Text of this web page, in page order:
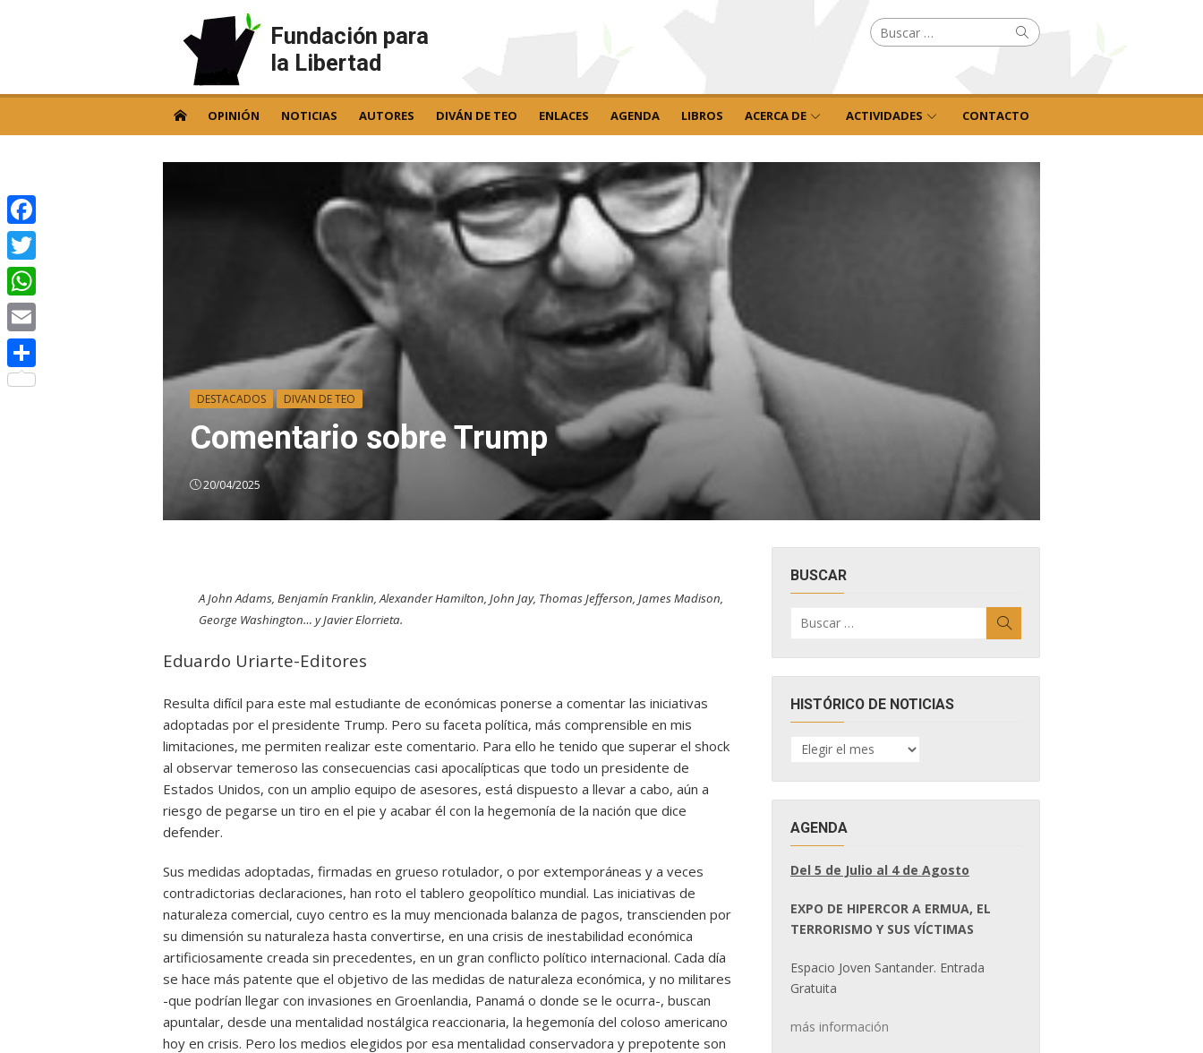
Fundación para
la Libertad
Buscar
por: Buscar
OPINIÓN NOTICIAS AUTORES DIVÁN DE TEO ENLACES AGENDA LIBROS ACERCA DE ACTIVIDADES CONTACTO
DESTACADOS DIVAN DE TEO
Comentario sobre Trump
20/04/2025
A John Adams, Benjamín Franklin, Alexander Hamilton, John Jay, Thomas Jefferson, James Madison,
George Washington… y Javier Elorrieta.
Eduardo Uriarte-Editores
Resulta difícil para este mal estudiante de económicas ponerse a comentar las iniciativas
adoptadas por el presidente Trump. Pero su faceta política, más comprensible en mis
limitaciones, me permiten realizar este comentario. Para ello he tenido que superar el shock
al observar temeroso las consecuencias casi apocalípticas que todo un presidente de
Estados Unidos, con un amplio equipo de asesores, está dispuesto a llevar a cabo, aún a
riesgo de pegarse un tiro en el pie y acabar él con la hegemonía de la nación que dice
defender.
Sus medidas adoptadas, firmadas en grueso rotulador, o por extemporáneas y a veces
contradictorias declaraciones, han roto el tablero geopolítico mundial. Las iniciativas de
naturaleza comercial, cuyo centro es la muy mencionada balanza de pagos, transcienden por
su dimensión su naturaleza hasta convertirse, en una crisis de inestabilidad económica
artificiosamente creada sin precedentes, en un gran conflicto político internacional. Cada día
se hace más patente que el objetivo de las medidas de naturaleza económica, y no militares
-que podrían llegar con invasiones en Groenlandia, Panamá o donde se le ocurra-, buscan
apuntalar, desde una mentalidad nostálgica reaccionaria, la hegemonía del coloso americano
hoy en crisis. Pero los medios elegidos por esa mentalidad conservadora y prepotente son
BUSCAR
por:
HISTÓRICO DE NOTICIAS
HISTÓRICO
DE
AGENDA
Del 5 de Julio al 4 de Agosto
EXPO DE HIPERCOR A ERMUA, EL
TERRORISMO Y SUS VÍCTIMAS
Espacio Joven Santander. Entrada
Gratuita
más información
Facebook
Twitter
WhatsApp
Email
Compartir